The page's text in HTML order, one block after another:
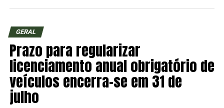
GERAL
Prazo para regularizar
licenciamento anual obrigatório de
veículos encerra-se em 31 de
julho